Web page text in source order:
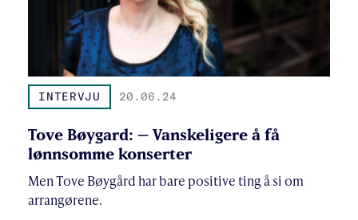
INTERVJU 20.06.24
Tove Bøygard: – Vanskeligere å få
lønnsomme konserter
Men Tove Bøygård har bare positive ting å si om
arrangørene.